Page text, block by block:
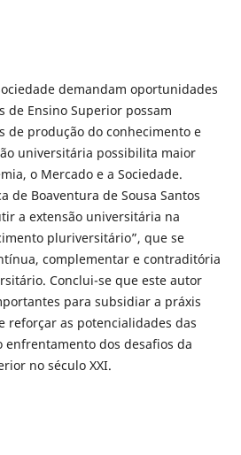
demandam oportunidades
de Ensino Superior possam
de produção do conhecimento e
universitária possibilita maior
o Mercado e a Sociedade.
de Boaventura de Sousa Santos
a extensão universitária na
pluriversitário”, que se
complementar e contraditória
Conclui-se que este autor
para subsidiar a práxis
reforçar as potencialidades das
enfrentamento dos desafios da
no século XXI.